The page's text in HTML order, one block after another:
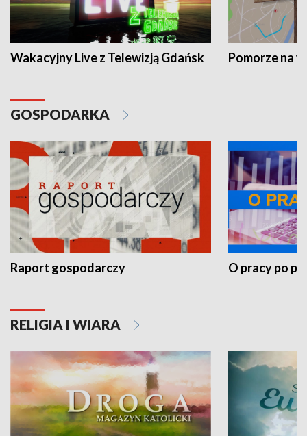
Wakacyjny Live z Telewizją Gdańsk Pomorze na
GOSPODARKA
Raport gospodarczy O pracy po
RELIGIA I WIARA